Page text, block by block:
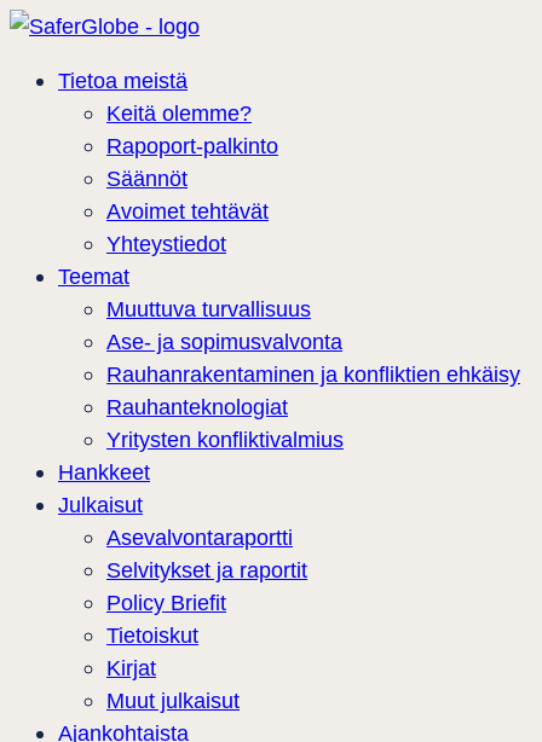
Tietoa meistä
Keitä olemme?
Rapoport-palkinto
Säännöt
Avoimet tehtävät
Yhteystiedot
Teemat
Muuttuva turvallisuus
Ase- ja sopimusvalvonta
Rauhanrakentaminen ja konfliktien ehkäisy
Rauhanteknologiat
Yritysten konfliktivalmius
Hankkeet
Julkaisut
Asevalvontaraportti
Selvitykset ja raportit
Policy Briefit
Tietoiskut
Kirjat
Muut julkaisut
Ajankohtaista